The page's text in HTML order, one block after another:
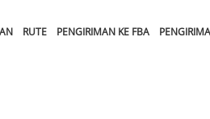
RUTE PENGIRIMAN KE FBA